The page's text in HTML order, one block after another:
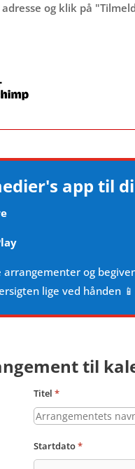
og klik på
app til
arrangementer og
lige ved hånden
til
Titel *
Startdato*